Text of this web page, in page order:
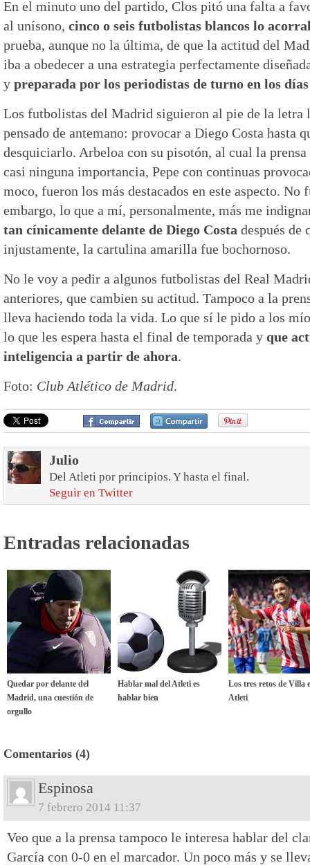
En el minuto uno del partido, Clos pitó una falta a
al unísono, cinco o seis futbolistas blancos lo
prueba, aunque no la última, de que la actitud del
iba a obedecer a una estrategia perfectamente
y preparada por los periodistas de turno en los
Los futbolistas del Madrid siguieron al pie de la letra
pensado de antemano: provocar a Diego Costa hasta
desquiciarlo. Arbeloa con su pisotón, al cual la
casi ninguna importancia, Pepe con continuas
moco, fueron los más destacados en este aspecto. No
embargo, lo que a mí, personalmente, más me
tan cínicamente delante de Diego Costa después de
injustamente, la cartulina amarilla fue bochornoso.
No le voy a pedir a algunos futbolistas del Real
anteriores, que cambien su actitud. Tampoco a la
lleva haciendo toda la vida. Lo que sí le pido a los
lo que les espera hasta el final de temporada y que
inteligencia a partir de ahora.
Foto: Club Atlético de Madrid.
Julio
Del Atleti por principios. Y hasta el final.
Seguir en Twitter
Entradas relacionadas
Quedar por delante del
Madrid, una cuestión de
orgullo
Hablar mal del Atleti es
hablar bien
Los tres retos de Villa
Atleti
Comentarios (4)
Espinosa
7 febrero 2014 11:37
Veo que a la prensa tampoco le interesa hablar del
García con 0-0 en el marcador. Un poco más y se